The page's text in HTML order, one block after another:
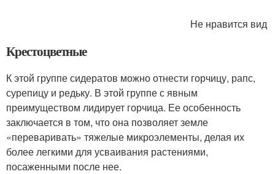
Не нравится вид
Крестоцветные
К этой группе сидератов можно отнести горчицу, рапс,
сурепицу и редьку. В этой группе с явным
преимуществом лидирует горчица. Ее особенность
заключается в том, что она позволяет земле
«переваривать» тяжелые микроэлементы, делая их
более легкими для усваивания растениями,
посаженными после нее.